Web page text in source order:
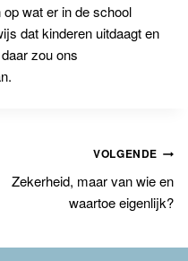
wat er in de school
dat kinderen uitdaagt en
zou ons
VOLGENDE
Zekerheid, maar van wie en
waartoe eigenlijk?